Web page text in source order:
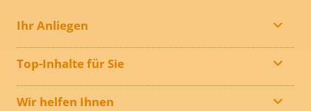
Ihr Anliegen
Top-Inhalte für Sie
Wir helfen Ihnen